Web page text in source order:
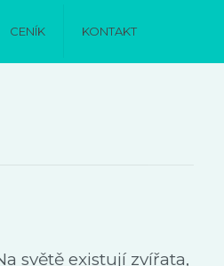
CENÍK KONTAKT
světě existují zvířata,